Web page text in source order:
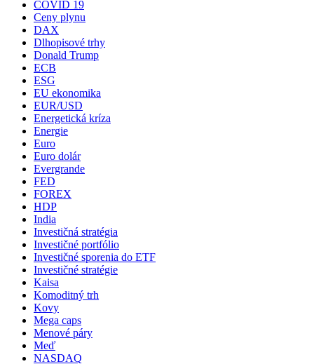
COVID 19
Ceny plynu
DAX
Dlhopisové trhy
Donald Trump
ECB
ESG
EU ekonomika
EUR/USD
Energetická kríza
Energie
Euro
Euro dolár
Evergrande
FED
FOREX
HDP
India
Investičná stratégia
Investičné portfólio
Investičné sporenia do ETF
Investičné stratégie
Kaisa
Komoditný trh
Kovy
Mega caps
Menové páry
Meď
NASDAQ